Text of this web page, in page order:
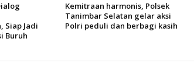
Siap Jadi
Buruh
Kemitraan harmonis, Polsek
Tanimbar Selatan gelar aksi
Polri peduli dan berbagi kasih